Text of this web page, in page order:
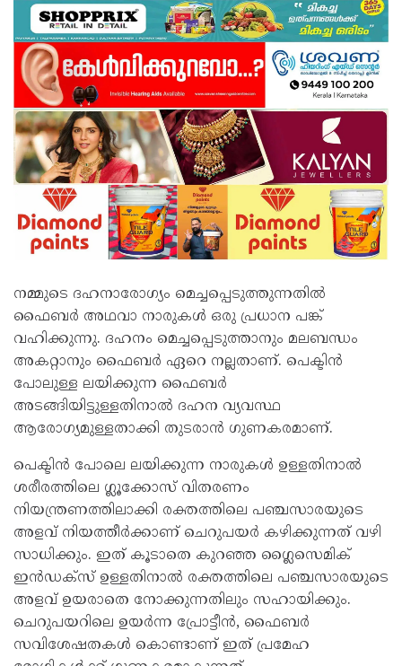
നമ്മുടെ ദഹനാരോഗ്യം മെച്ചപ്പെടുത്തുന്നതിൽ
ഫൈബർ അഥവാ നാരുകൾ ഒരു പ്രധാന പങ്ക്
വഹിക്കുന്നു. ദഹനം മെച്ചപ്പെടുത്താനും മലബന്ധം
അകറ്റാനും ഫൈബർ ഏറെ നല്ലതാണ്. പെക്ടിൻ
പോലുള്ള ലയിക്കുന്ന ഫൈബർ
അടങ്ങിയിട്ടുള്ളതിനാൽ ദഹന വ്യവസ്ഥ
ആരോഗ്യമുള്ളതാക്കി തുടരാൻ ഗുണകരമാണ്.
പെക്ടിൻ പോലെ ലയിക്കുന്ന നാരുകൾ ഉള്ളതിനാൽ
ശരീരത്തിലെ ഗ്ലൂക്കോസ് വിതരണം
നിയന്ത്രണത്തിലാക്കി രക്തത്തിലെ പഞ്ചസാരയുടെ
അളവ് നിയത്തീർക്കാണ് ചെറുപയർ കഴിക്കുന്നത് വഴി
സാധിക്കും. ഇത് കൂടാതെ കുറഞ്ഞ ഗ്ലൈസെമിക്
ഇൻഡക്സ് ഉള്ളതിനാൽ രക്തത്തിലെ പഞ്ചസാരയുടെ
അളവ് ഉയരാതെ നോക്കുന്നതിലും സഹായിക്കും.
ചെറുപയറിലെ ഉയർന്ന പ്രോട്ടീൻ, ഫൈബർ
സവിശേഷതകൾ കൊണ്ടാണ് ഇത് പ്രമേഹ